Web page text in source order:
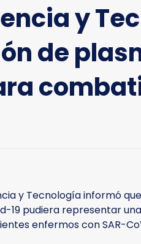
y
de
y Tecnología informó
19 pudiera representar
enfermos con SAR-